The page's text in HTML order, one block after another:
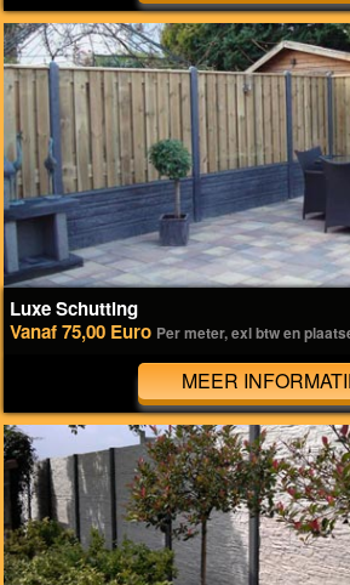
Luxe Schutting
Vanaf 75,00 Euro Per meter, exl btw en
MEER